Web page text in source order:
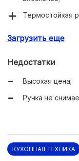
Термостойкая
Можно мыть в
Долговечность
Загрузить еще
Недостатки
Высокая цена;
Ручка не
КУХОННАЯ ТЕХНИКА